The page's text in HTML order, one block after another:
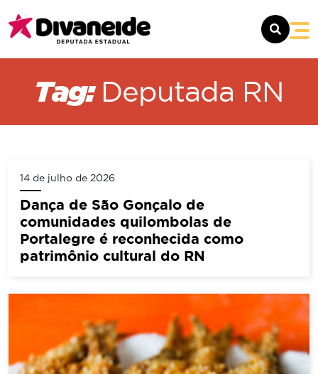
CONTATO
Tag: Deputada RN
14 de julho de 2026
Dança de São Gonçalo de
comunidades quilombolas de
Portalegre é reconhecida como
patrimônio cultural do RN